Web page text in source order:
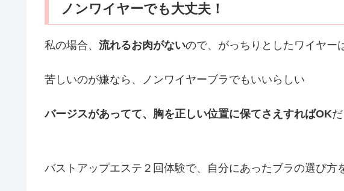
ノンワイヤーでも大丈夫！
私の場合、 流れるお肉がないので、がっちりとしたワイヤー
苦しいのが嫌なら、ノンワイヤーブラでもいいらしい
バージスがあってて、胸を正しい位置に保てさえすればOK
バストアップエステ２回体験で、自分にあったブラの選び方